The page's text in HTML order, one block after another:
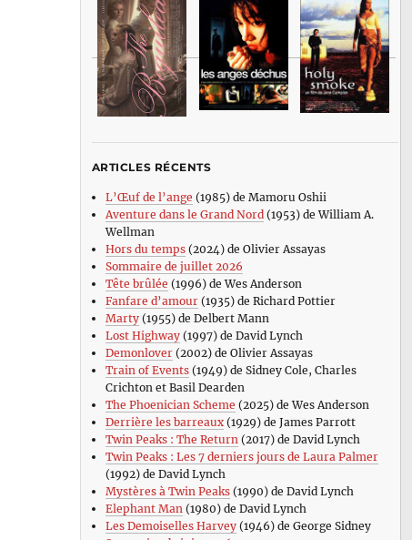
ARTICLES RÉCENTS
L’Œuf de l’ange (1985) de Mamoru Oshii
Aventure dans le Grand Nord(1953) de William A.
Wellman
Hors du temps(2024) de Olivier Assayas
Sommaire de juillet 2026
Tête brûlée (1996) de Wes Anderson
Fanfare d’amour(1935) de Richard Pottier
Marty(1955) de Delbert Mann
Lost Highway(1997) de David Lynch
Demonlover(2002) de Olivier Assayas
Train of Events(1949) de Sidney Cole, Charles
Crichton et Basil Dearden
The Phoenician Scheme (2025) de Wes Anderson
Derrière les barreaux(1929) de James Parrott
Twin Peaks : The Return(2017) de David Lynch
Twin Peaks : Les 7 derniers jours de Laura Palmer
(1992) de David Lynch
Mystères à Twin Peaks(1990) de David Lynch
Elephant Man(1980) de David Lynch
Les Demoiselles Harvey(1946) de George Sidney